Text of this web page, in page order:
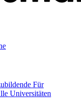
Für
Universitäten